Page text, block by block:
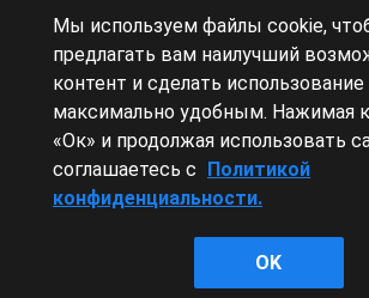
тема добавил Вопросы по игре
можно или нет?
7 ответов
Леста Игры
Powered by Invision
Мы используем файлы cookie,
предлагать вам наилучший
контент и сделать использование
максимально удобным. Нажимая
«Ок» и продолжая использовать
соглашаетесь с Политикой
конфиденциальности.
OK